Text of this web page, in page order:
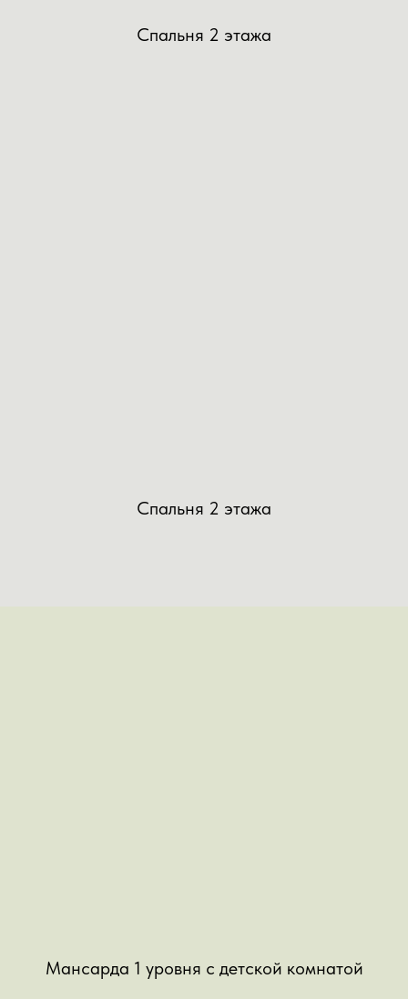
Спальня 2 этажа
Спальня 2 этажа
Мансарда 1 уровня с детской комнатой